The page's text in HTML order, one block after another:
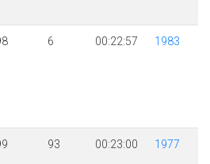
6 00:22:57 1983
93 00:23:00 1977